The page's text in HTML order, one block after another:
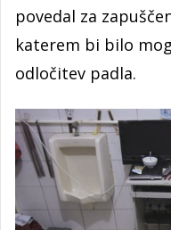
povedal za
katerem bi bilo
odločitev padla.